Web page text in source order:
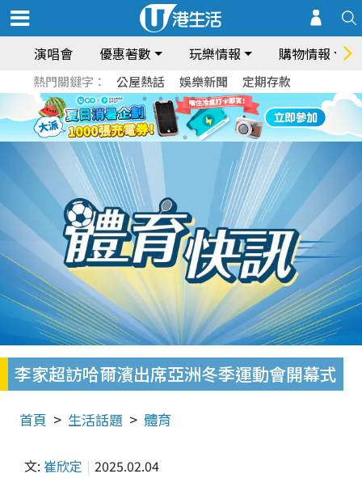
演唱會 優惠著數 玩樂情報 購物情報
熱門關鍵字： 公屋熱話 娛樂新聞 定期存款
李家超訪哈爾濱出席亞洲冬季運動會開幕式
首頁 生活話題 體育
文: 崔欣定 2025.02.04